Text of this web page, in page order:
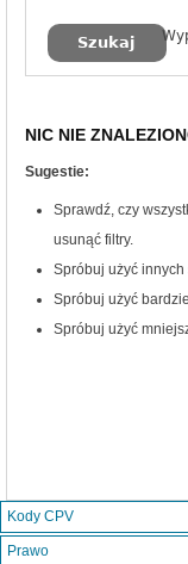
NIC NIE
Sugestie:
Sprawdź, czy
usunąć filtry.
Spróbuj użyć innych
Spróbuj użyć
Spróbuj użyć
Kody CPV
Prawo